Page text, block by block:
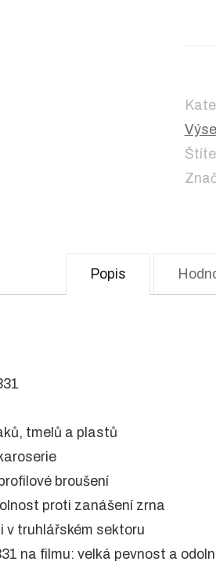
Popis
tmelů a plastů
broušení
proti zanášení zrna
v truhlářském sektoru
na filmu: velká pevnost a